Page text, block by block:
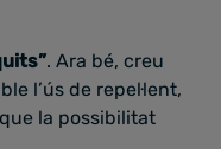
. Ara bé, creu
l’ús de repel·lent,
la possibilitat